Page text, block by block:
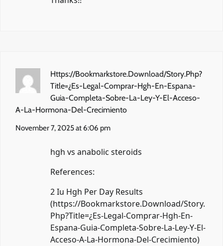
Https://Bookmarkstore.Download/Story.Php?
Title=¿Es-Legal-Comprar-Hgh-En-Espana-
Guia-Completa-Sobre-La-Ley-Y-El-Acceso-
A-La-Hormona-Del-Crecimiento
November 7, 2025 at 6:06 pm
hgh vs anabolic steroids
References:
2 Iu Hgh Per Day Results
(https://Bookmarkstore.Download/Story.
Php?Title=¿Es-Legal-Comprar-Hgh-En-
Espana-Guia-Completa-Sobre-La-Ley-Y-El-
Acceso-A-La-Hormona-Del-Crecimiento)